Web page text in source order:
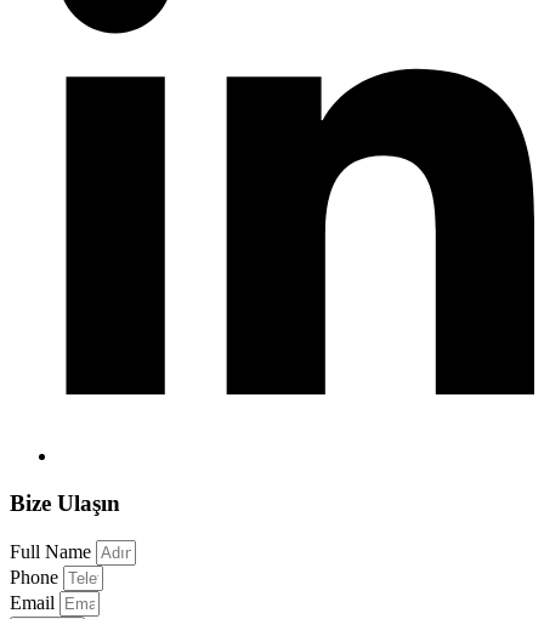
Bize Ulaşın
Full Name
Phone
Email